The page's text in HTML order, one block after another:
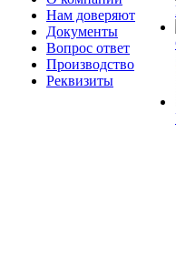
Нам доверяют
Документы
Вопрос ответ
Производство
Реквизиты